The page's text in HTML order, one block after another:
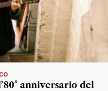
anniversario del